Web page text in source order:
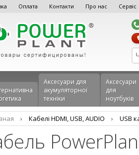
Оплата Контакти Про нас Сервіс
Аксесуари для
акумуляторної
техніки
Аксесуари
для
ноутбуків
› Кабелі HDMI, USB, AUDIO › USB